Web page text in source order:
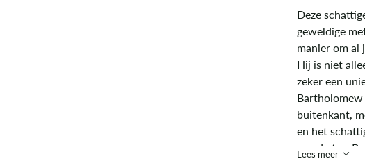
Deze
geweldige
manier om al
Hij is niet
zeker een
buitenkant,
en het
van de tas.
Lees meer